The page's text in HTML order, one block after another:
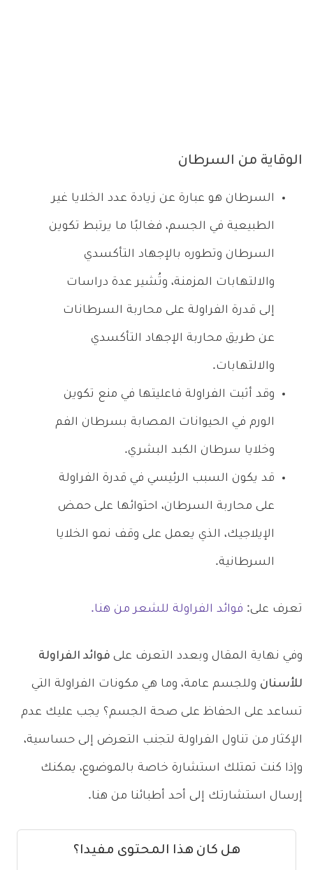
الوقاية من السرطان
السرطان هو عبارة عن زيادة عدد الخلايا غير
الطبيعية في الجسم، فغالبًا ما يرتبط تكوين
السرطان وتطوره بالإجهاد التأكسدي
والالتهابات المزمنة، وتُشير عدة دراسات
إلى قدرة الفراولة على محاربة السرطانات
عن طريق محاربة الإجهاد التأكسدي
والالتهابات.
وقد أثبت الفراولة فاعليتها في منع تكوين
الورم في الحيوانات المصابة بسرطان الفم
وخلايا سرطان الكبد البشري.
قد يكون السبب الرئيسي في قدرة الفراولة
على محاربة السرطان، احتوائها على حمض
الإيلاجيك، الذي يعمل على وقف نمو الخلايا
السرطانية.
تعرف على: فوائد الفراولة للشعر من هنا.
وفي نهاية المقال وبعدد التعرف على فوائد الفراولة
للأسنان وللجسم عامة، وما هي مكونات الفراولة التي
تساعد على الحفاظ على صحة الجسم؟ يجب عليك عدم
الإكثار من تناول الفراولة لتجنب التعرض إلى حساسية،
وإذا كنت تمتلك استشارة خاصة بالموضوع، يمكنك
إرسال استشارتك إلى أحد أطبائنا من هنا.
هل كان هذا المحتوى مفيدا؟